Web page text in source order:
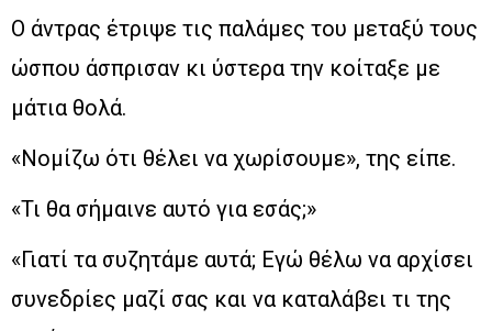
Ο άντρας έτριψε τις παλάμες του μεταξύ τους
ώσπου άσπρισαν κι ύστερα την κοίταξε με
μάτια θολά.
«Νομίζω ότι θέλει να χωρίσουμε», της είπε.
«Τι θα σήμαινε αυτό για εσάς;»
«Γιατί τα συζητάμε αυτά; Εγώ θέλω να αρχίσει
συνεδρίες μαζί σας και να καταλάβει τι της